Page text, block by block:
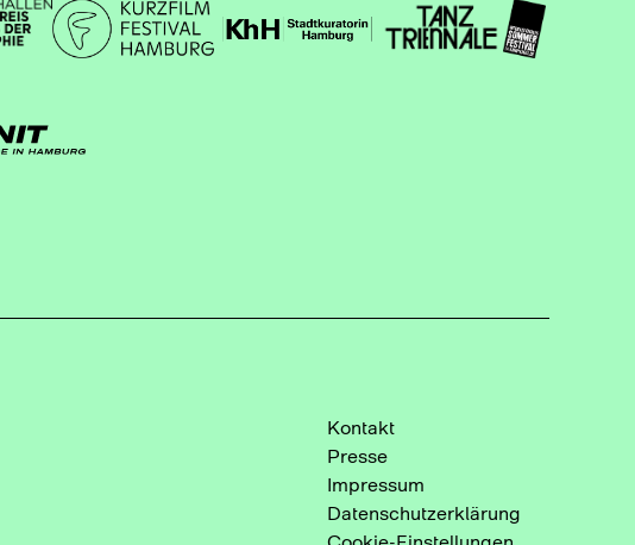
Kontakt
Presse
Impressum
Datenschutzerklärung